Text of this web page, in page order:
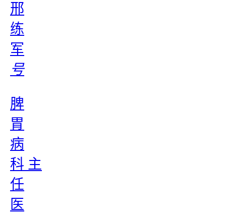
邢
练
军
号
脾
胃
病
科 主
任
医